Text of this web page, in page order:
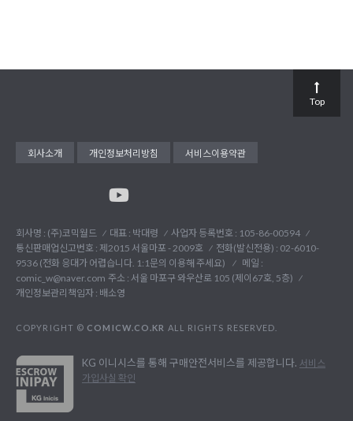
회사소개 개인정보처리방침 서비스이용약관
회사명 : (주)코믹월드 대표 : 박대령
사업자 등록번호 : 105-86-00594
통신판매업신고번호 : 제2015 서울마포 - 2009호
전화(발신전용) : 02-6010-
9536 (전화 응대가 어렵습니다. 1:1문의 이용해 주세요)
메일 :
comic_w@naver.com 주소 : 서울 마포구 와우산로 105 (제이67호, 5층)
개인정보관리책임자 : 배소영
COPYRIGHT © COMICW.CO.KR ALL RIGHTS RESERVED.
KG 이니시스를 통해 구매안전서비스를 제공합니다. 서비스
가입사실 확인
Top